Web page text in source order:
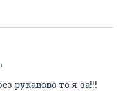
рукавово то я за!!!